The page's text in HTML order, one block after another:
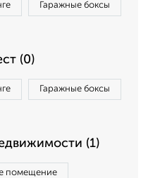
Гаражные боксы
(0)
Гаражные боксы
(1)
помещение